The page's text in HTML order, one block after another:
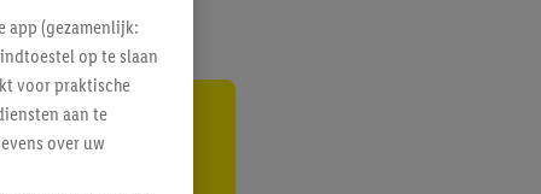
app (gezamenlijk:
op te slaan
voor praktische
aan te
over uw